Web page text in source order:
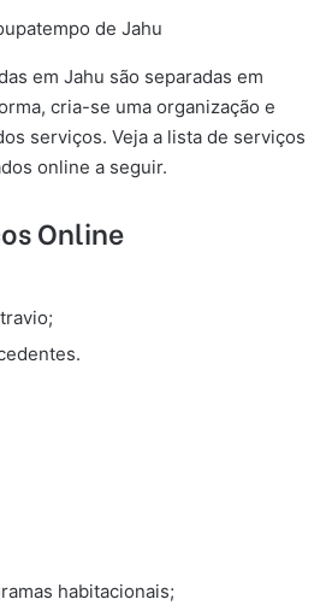
em Jahu são separadas em
cria-se uma organização e
serviços. Veja a lista de serviços
online a seguir.
Online
habitacionais;